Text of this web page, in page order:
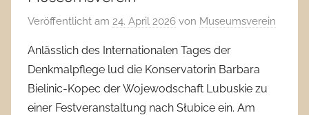
Veröffentlicht am 24. April 2026 von Museumsverein
Anlässlich des Internationalen Tages der
Denkmalpflege lud die Konservatorin Barbara
Bielinic-Kopec der Wojewodschaft Lubuskie zu
einer Festveranstaltung nach Słubice ein. Am